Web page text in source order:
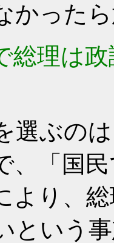
かった
総理は
選ぶの
、「国
より、
という